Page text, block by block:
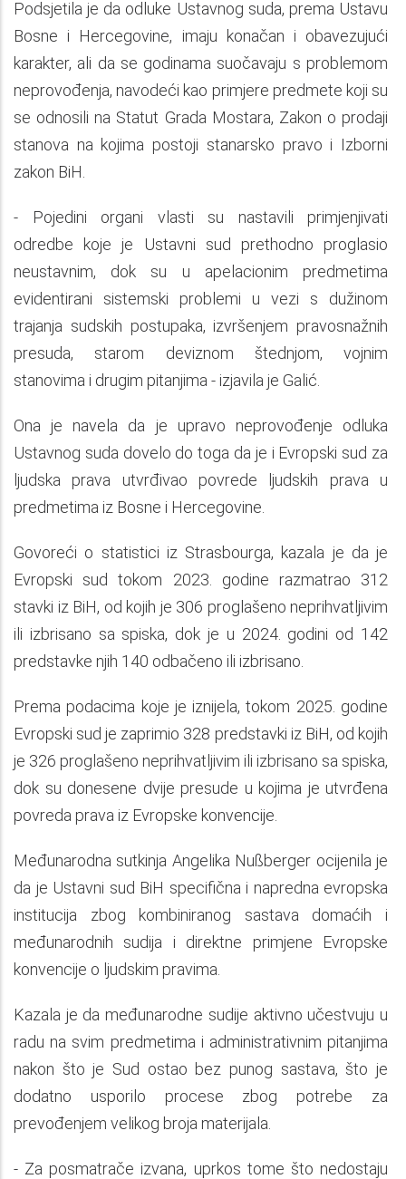
Podsjetila je da odluke Ustavnog suda, prema Ustavu
Bosne i Hercegovine, imaju konačan i obavezujući
karakter, ali da se godinama suočavaju s problemom
neprovođenja, navodeći kao primjere predmete koji su
se odnosili na Statut Grada Mostara, Zakon o prodaji
stanova na kojima postoji stanarsko pravo i Izborni
zakon BiH.
- Pojedini organi vlasti su nastavili primjenjivati
odredbe koje je Ustavni sud prethodno proglasio
neustavnim, dok su u apelacionim predmetima
evidentirani sistemski problemi u vezi s dužinom
trajanja sudskih postupaka, izvršenjem pravosnažnih
presuda, starom deviznom štednjom, vojnim
stanovima i drugim pitanjima - izjavila je Galić.
Ona je navela da je upravo neprovođenje odluka
Ustavnog suda dovelo do toga da je i Evropski sud za
ljudska prava utvrđivao povrede ljudskih prava u
predmetima iz Bosne i Hercegovine.
Govoreći o statistici iz Strasbourga, kazala je da je
Evropski sud tokom 2023. godine razmatrao 312
stavki iz BiH, od kojih je 306 proglašeno neprihvatljivim
ili izbrisano sa spiska, dok je u 2024. godini od 142
predstavke njih 140 odbačeno ili izbrisano.
Prema podacima koje je iznijela, tokom 2025. godine
Evropski sud je zaprimio 328 predstavki iz BiH, od kojih
je 326 proglašeno neprihvatljivim ili izbrisano sa spiska,
dok su donesene dvije presude u kojima je utvrđena
povreda prava iz Evropske konvencije.
Međunarodna sutkinja Angelika Nußberger ocijenila je
da je Ustavni sud BiH specifična i napredna evropska
institucija zbog kombiniranog sastava domaćih i
međunarodnih sudija i direktne primjene Evropske
konvencije o ljudskim pravima.
Kazala je da međunarodne sudije aktivno učestvuju u
radu na svim predmetima i administrativnim pitanjima
nakon što je Sud ostao bez punog sastava, što je
dodatno usporilo procese zbog potrebe za
prevođenjem velikog broja materijala.
- Za posmatrače izvana, uprkos tome što nedostaju